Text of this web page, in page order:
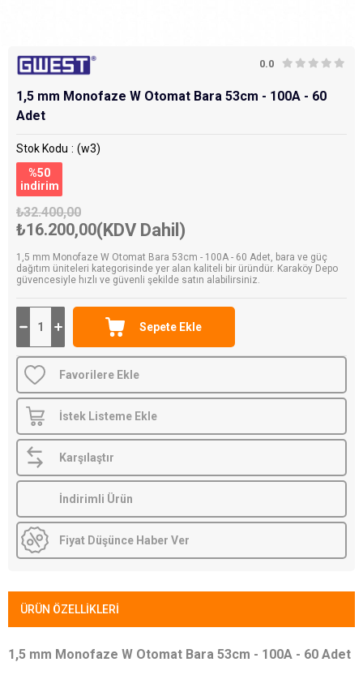
0.0
1,5 mm Monofaze W Otomat Bara 53cm - 100A - 60
Adet
Stok Kodu
(w3)
%50
i̇ndirim
₺32.400,00
₺16.200,00(KDV Dahil)
1,5 mm Monofaze W Otomat Bara 53cm - 100A - 60 Adet, bara ve güç
dağıtım üniteleri kategorisinde yer alan kaliteli bir üründür. Karaköy Depo
güvencesiyle hızlı ve güvenli şekilde satın alabilirsiniz.
Favorilere Ekle
İstek Listeme Ekle
Karşılaştır
İndirimli Ürün
Fiyat Düşünce Haber Ver
ÜRÜN ÖZELLIKLERI
1,5 mm Monofaze W Otomat Bara 53cm - 100A - 60 Adet